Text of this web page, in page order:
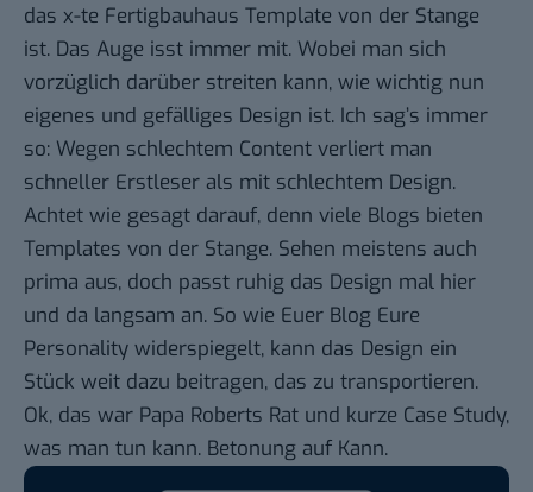
das x-te Fertigbauhaus Template von der Stange
ist. Das Auge isst immer mit. Wobei man sich
vorzüglich darüber streiten kann, wie wichtig nun
eigenes und gefälliges Design ist. Ich sag’s immer
so: Wegen schlechtem Content verliert man
schneller Erstleser als mit schlechtem Design.
Achtet wie gesagt darauf, denn viele Blogs bieten
Templates von der Stange. Sehen meistens auch
prima aus, doch passt ruhig das Design mal hier
und da langsam an. So wie Euer Blog Eure
Personality widerspiegelt, kann das Design ein
Stück weit dazu beitragen, das zu transportieren.
Ok, das war Papa Roberts Rat und kurze Case Study,
was man tun kann. Betonung auf Kann.